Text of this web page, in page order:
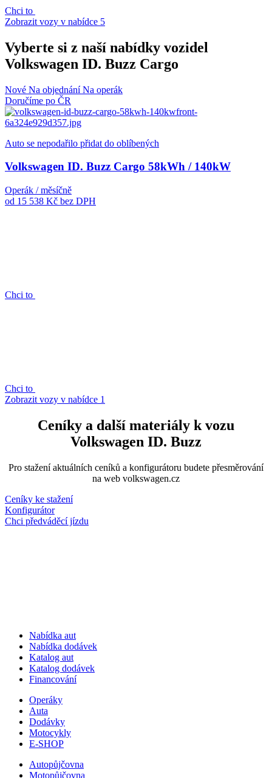
Chci to
Zobrazit vozy v nabídce 5
Vyberte si z naší nabídky vozidel
Volkswagen ID. Buzz Cargo
Nové Na objednáníNa operák
Doručíme po ČR
Auto se nepodařilo přidat do oblíbených
Volkswagen ID. Buzz Cargo 58kWh / 140kW
Operák / měsíčně
od 15 538 Kč bez DPH
Chci to
Chci to
Zobrazit vozy v nabídce 1
Ceníky a další materiály k vozu
Volkswagen ID. Buzz
Pro stažení aktuálních ceníků a konfigurátoru budete přesměrování
na web volkswagen.cz
Ceníky ke stažení
Konfigurátor
Chci předváděcí jízdu
Nabídka aut
Nabídka dodávek
Katalog aut
Katalog dodávek
Financování
Operáky
Auta
Dodávky
Motocykly
E-SHOP
Autopůjčovna
Motopůjčovna